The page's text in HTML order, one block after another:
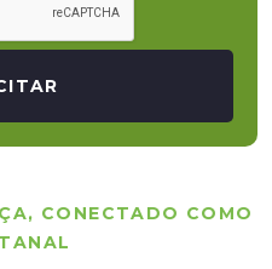
CONECTADO COMO